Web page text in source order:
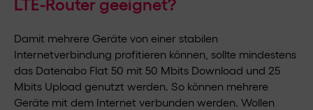
Damit mehrere Geräte von einer stabilen
Internetverbindung profitieren können, sollte mindestens
das Datenabo Flat 50 mit 50 Mbits Download und 25
Mbits Upload genutzt werden. So können mehrere
Geräte mit dem Internet verbunden werden. Wollen